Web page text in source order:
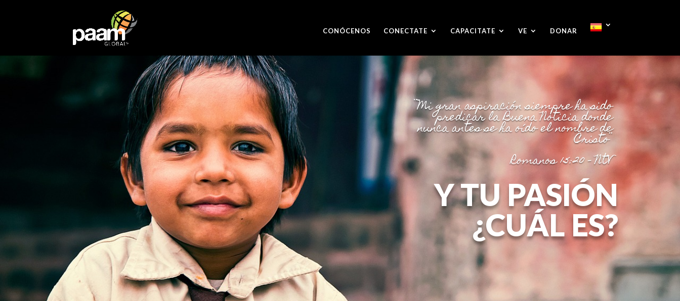
CONÓCENOS CONECTATE CAPACITATE VE DONAR
¨Mi gran aspiración siempre ha sido
predicar la Buena Noticia donde
nunca antes se ha oído el nombre de
Cristo¨
Romanos 15:20 – NtV
Y TU PASIÓN
¿CUÁL ES?